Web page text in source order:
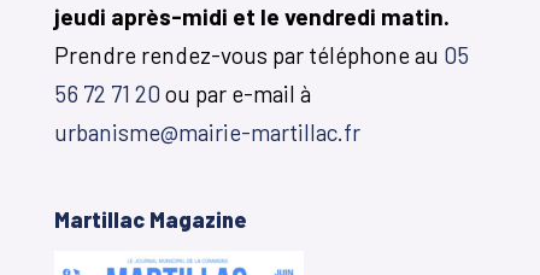
jeudi après-midi et le vendredi matin.
Prendre rendez-vous par téléphone au 05
56 72 71 20 ou par e-mail à
urbanisme@mairie-martillac.fr
Martillac Magazine